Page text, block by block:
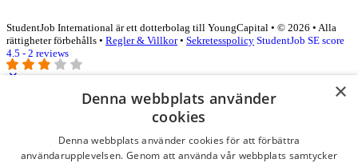
StudentJob International är ett dotterbolag till YoungCapital • © 2026 • Alla
rättigheter förbehålls • Regler & Villkor• Sekretesspolicy StudentJob SE score
4.5 - 2 reviews
Logga in som företag
×
Denna webbplats använder
cookies
Denna webbplats använder cookies för att förbättra
användarupplevelsen. Genom att använda vår webbplats samtycker